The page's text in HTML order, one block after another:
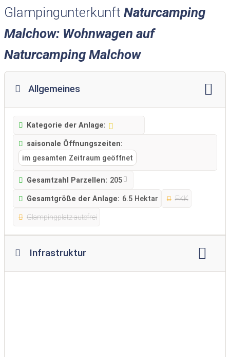
Glampingunterkunft Naturcamping
Malchow: Wohnwagen auf
Naturcamping Malchow
Allgemeines
Kategorie der Anlage:
saisonale Öffnungszeiten:
im gesamten Zeitraum geöffnet
Gesamtzahl Parzellen: 205
Gesamtgröße der Anlage: 6.5 Hektar FKK
Glampingplatz autofrei
Infrastruktur